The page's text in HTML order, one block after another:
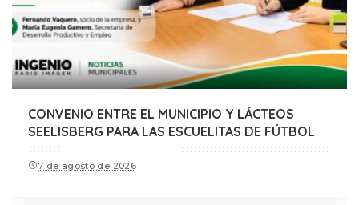
CONVENIO ENTRE EL MUNICIPIO Y LÁCTEOS
SEELISBERG PARA LAS ESCUELITAS DE FÚTBOL
7 de agosto de 2026